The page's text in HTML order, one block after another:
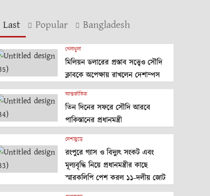
Last Popular Bangladesh
খেলাধুলা
মিলিয়ন ডলারের প্রস্তাব সত্ত্বেও সৌদি
ক্লাবকে অপেক্ষায় রাখলেন দেশাম্পস
আন্তর্জাতিক
তিন দিনের সফরে সৌদি আরবে
পাকিস্তানের প্রধানমন্ত্রী
দেশজুড়ে
রংপুরে গ্যাস ও বিদ্যুৎ সংকট এবং
মূল্যবৃদ্ধি নিয়ে প্রধানমন্ত্রীর কাছে
স্মারকলিপি পেশ করল ১১-দলীয় জোট